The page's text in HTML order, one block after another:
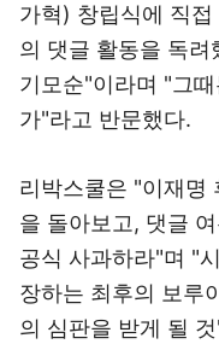
가혁) 창립식에 직
의 댓글 활동을 독
기모순"이라며 "그
가"라고 반문했다.
리박스쿨은 "이재명
을 돌아보고, 댓글
공식 사과하라"며 "
장하는 최후의 보루
의 심판을 받게 될